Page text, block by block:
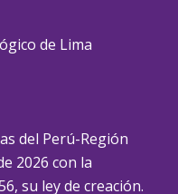
de Lima
del Perú-Región
2026 con la
su ley de creación.